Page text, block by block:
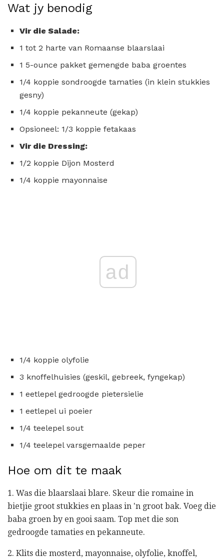
Wat jy benodig
Vir die Salade:
1 tot 2 harte van Romaanse blaarslaai
1 5-ounce pakket gemengde baba groentes
1/4 koppie sondroogde tamaties (in klein stukkies
gesny)
1/4 koppie pekanneute (gekap)
Opsioneel: 1/3 koppie fetakaas
Vir die Dressing:
1/2 koppie Dijon Mosterd
1/4 koppie mayonnaise
ad
1/4 koppie olyfolie
3 knoffelhuisies (geskil, gebreek, fyngekap)
1 eetlepel gedroogde pietersielie
1 eetlepel ui poeier
1/4 teelepel sout
1/4 teelepel varsgemaalde peper
Hoe om dit te maak
1. Was die blaarslaai blare. Skeur die romaine in
bietjie groot stukkies en plaas in 'n groot bak. Voeg die
baba groen by en gooi saam. Top met die son
gedroogde tamaties en pekanneute.
2. Klits die mosterd, mayonnaise, olyfolie, knoffel,